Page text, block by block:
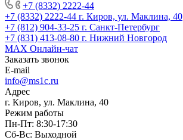
+7 (8332) 2222-44
+7 (8332) 2222-44 г. Киров, ул. Маклина, 40
+7 (812) 904-33-25 г. Санкт-Петербург
+7 (831) 413-08-80 г. Нижний Новгород
MAX Онлайн-чат
Заказать звонок
E-mail
info@ms1c.ru
Адрес
г. Киров, ул. Маклина, 40
Режим работы
Пн-Пт: 8:30-17:30
Cб-Вс: Выходной